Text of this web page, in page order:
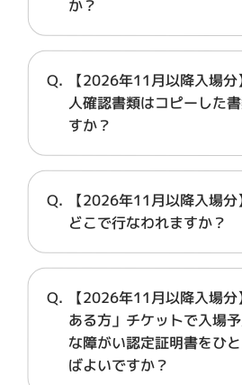
か？
【2026年11月以降入場
人確認書類はコピーした
すか？
【2026年11月以降入場
どこで行なわれますか？
【2026年11月以降入場
ある方」チケットで入場
な障がい認定証明書をひ
ばよいですか？